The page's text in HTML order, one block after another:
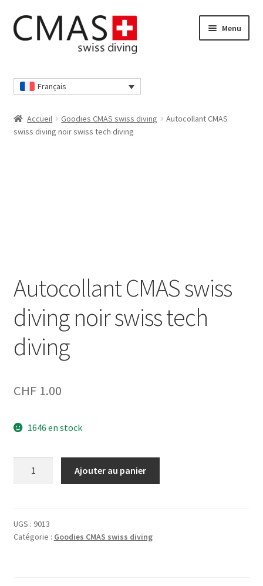
Aller
à
Aller
au
Menu
Caisse
Panier d’achat
Politique en matière de remboursements et de retours
Contact
Français
Accueil Goodies CMAS swiss diving
Autocollant CMAS
swiss diving noir swiss tech diving
Autocollant CMAS swiss
diving noir swiss tech
diving
CHF1.00
1646 en stock
swiss
diving
Ajouter au panier
UGS : 9013
Catégorie : Goodies CMAS swiss diving